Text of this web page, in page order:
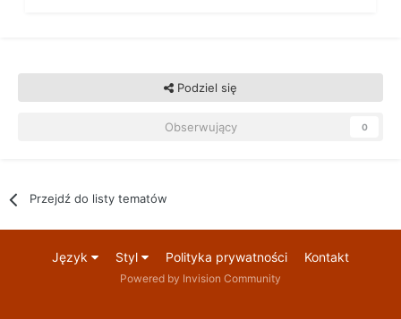
Podziel się
Obserwujący 0
Przejdź do listy tematów
Język Styl Polityka prywatności Kontakt
Powered by Invision Community